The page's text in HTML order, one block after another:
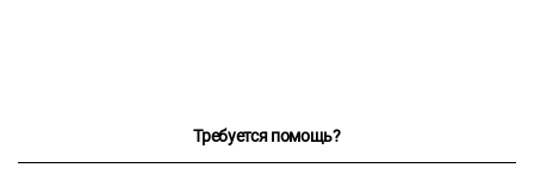
Требуется помощь?